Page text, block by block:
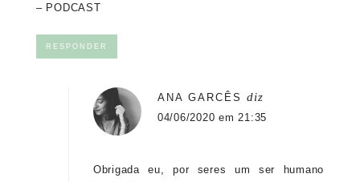
– PODCAST
RESPONDER
ANA GARCÊS diz
04/06/2020 em 21:35
Obrigada eu, por seres um ser humano